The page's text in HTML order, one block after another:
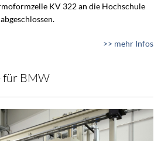
KV 322 an die Hochschule
>> mehr Infos
für BMW